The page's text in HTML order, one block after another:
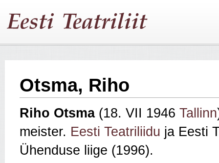
Otsma, Riho
Riho Otsma(18. VII 1946 Tallinn
meister. Eesti Teatriliidu ja Eesti
Ühenduse liige (1996).